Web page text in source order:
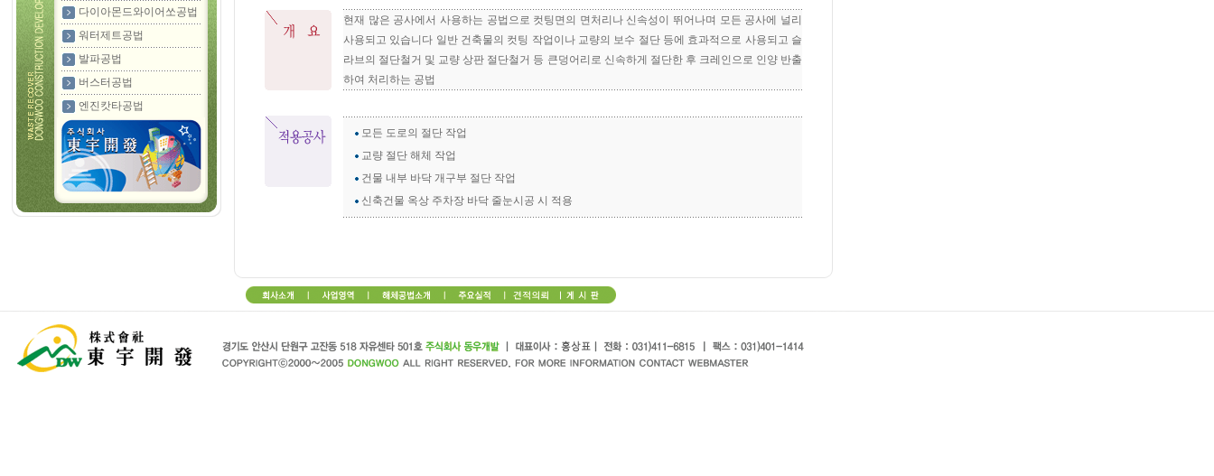
다이아몬드와이어쏘공법
워터제트공법
발파공법
버스터공법
엔진캇타공법
현재 많은 공사에서 사용하는 공법으로 컷팅면의 면처리나 신속성이 뛰어나며 모든 공사에 널리
사용되고 있습니다 일반 건축물의 컷팅 작업이나 교량의 보수 절단 등에 효과적으로 사용되고 슬
라브의 절단철거 및 교량 상판 절단철거 등 큰덩어리로 신속하게 절단한 후 크레인으로 인양 반출
하여 처리하는 공법
모든 도로의 절단 작업
교량 절단 해체 작업
건물 내부 바닥 개구부 절단 작업
신축건물 옥상 주차장 바닥 줄눈시공 시 적용